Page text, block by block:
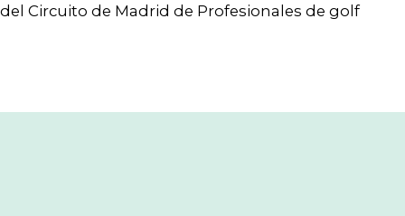
del Circuito de Madrid de Profesionales de golf